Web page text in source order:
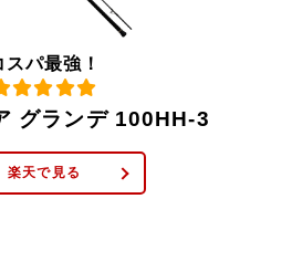
スパ最強！
グランデ 100HH-3
楽天で見る